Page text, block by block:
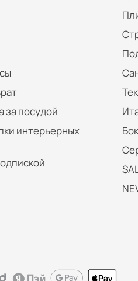
за посудой
интерьерных